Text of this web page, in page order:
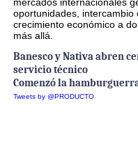
oportunidades, intercambio
crecimiento económico a
más allá.
Banesco y Nativa abren
servicio técnico
Comenzó la
Tweets by @PRODUCTO